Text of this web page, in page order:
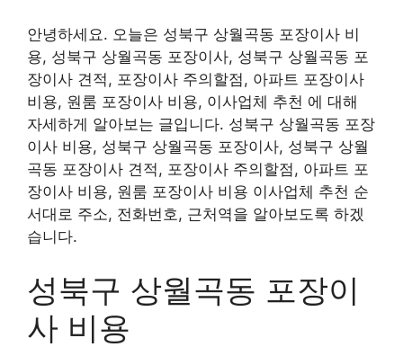
안녕하세요. 오늘은 성북구 상월곡동 포장이사 비
용, 성북구 상월곡동 포장이사, 성북구 상월곡동 포
장이사 견적, 포장이사 주의할점, 아파트 포장이사
비용, 원룸 포장이사 비용, 이사업체 추천 에 대해
자세하게 알아보는 글입니다. 성북구 상월곡동 포장
이사 비용, 성북구 상월곡동 포장이사, 성북구 상월
곡동 포장이사 견적, 포장이사 주의할점, 아파트 포
장이사 비용, 원룸 포장이사 비용 이사업체 추천 순
서대로 주소, 전화번호, 근처역을 알아보도록 하겠
습니다.
성북구 상월곡동 포장이
사 비용